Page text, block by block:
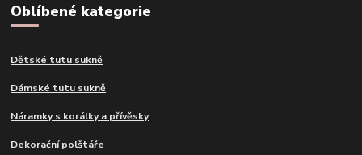
Oblíbené kategorie
Dětské tutu sukně
Dámské tutu sukně
Náramky s korálky a přívěsky
Dekorační polštáře